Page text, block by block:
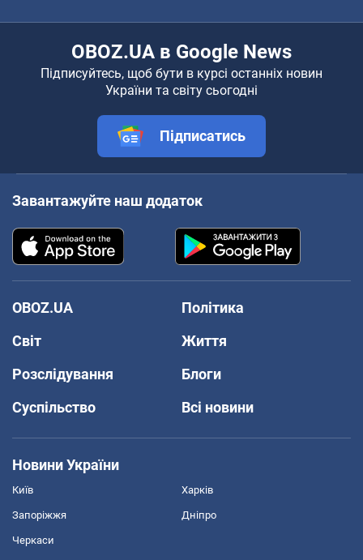
OBOZ.UA в Google News
Підписуйтесь, щоб бути в курсі останніх новин
України та світу сьогодні
Підписатись
Завантажуйте наш додаток
OBOZ.UA
Політика
Світ
Життя
Розслідування
Блоги
Суспільство
Всі новини
Новини України
Київ Харків
Запоріжжя Дніпро
Черкаси